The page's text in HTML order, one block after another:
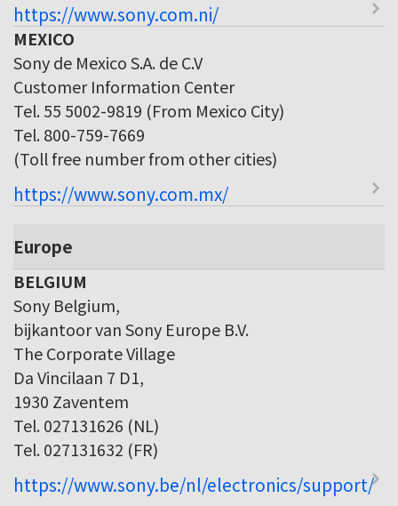
https://www.sony.com.ni/
MEXICO
Sony de Mexico S.A. de C.V
Customer Information Center
Tel. 55 5002-9819 (From Mexico City)
Tel. 800-759-7669
(Toll free number from other cities)
https://www.sony.com.mx/
Europe
BELGIUM
Sony Belgium,
bijkantoor van Sony Europe B.V.
The Corporate Village
Da Vincilaan 7 D1,
1930 Zaventem
Tel. 027131626 (NL)
Tel. 027131632 (FR)
https://www.sony.be/nl/electronics/support/